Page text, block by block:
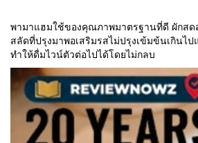
พามาแฮมใช้ของคุณภาพมาตรฐานที่ดี ผักสด
สลัดที่ปรุงมาพอเสริมรสไม่ปรุงเข้มข้นเกินไ
ทำให้ดื่มไวน์ตัวต่อไปได้โดยไม่กลบ